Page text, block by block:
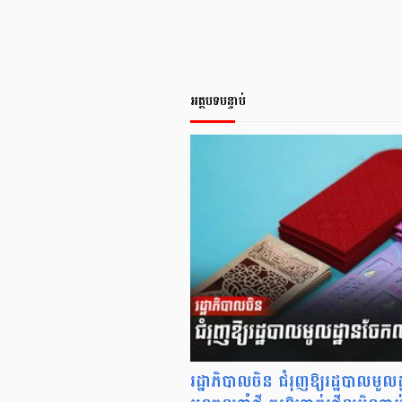
អត្ថបទបន្ទាប់
រដ្ឋាភិបាលចិន ជំរុញឱ្យរដ្ឋបាលមូ